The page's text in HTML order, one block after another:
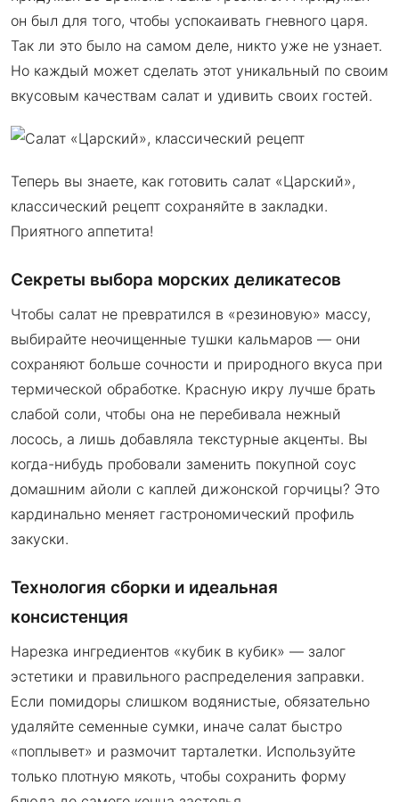
он был для того, чтобы успокаивать гневного царя.
Так ли это было на самом деле, никто уже не узнает.
Но каждый может сделать этот уникальный по своим
вкусовым качествам салат и удивить своих гостей.
Теперь вы знаете, как готовить салат «Царский»,
классический рецепт сохраняйте в закладки.
Приятного аппетита!
Секреты выбора морских деликатесов
Чтобы салат не превратился в «резиновую» массу,
выбирайте неочищенные тушки кальмаров — они
сохраняют больше сочности и природного вкуса при
термической обработке. Красную икру лучше брать
слабой соли, чтобы она не перебивала нежный
лосось, а лишь добавляла текстурные акценты. Вы
когда-нибудь пробовали заменить покупной соус
домашним айоли с каплей дижонской горчицы? Это
кардинально меняет гастрономический профиль
закуски.
Технология сборки и идеальная
консистенция
Нарезка ингредиентов «кубик в кубик» — залог
эстетики и правильного распределения заправки.
Если помидоры слишком водянистые, обязательно
удаляйте семенные сумки, иначе салат быстро
«поплывет» и размочит тарталетки. Используйте
только плотную мякоть, чтобы сохранить форму